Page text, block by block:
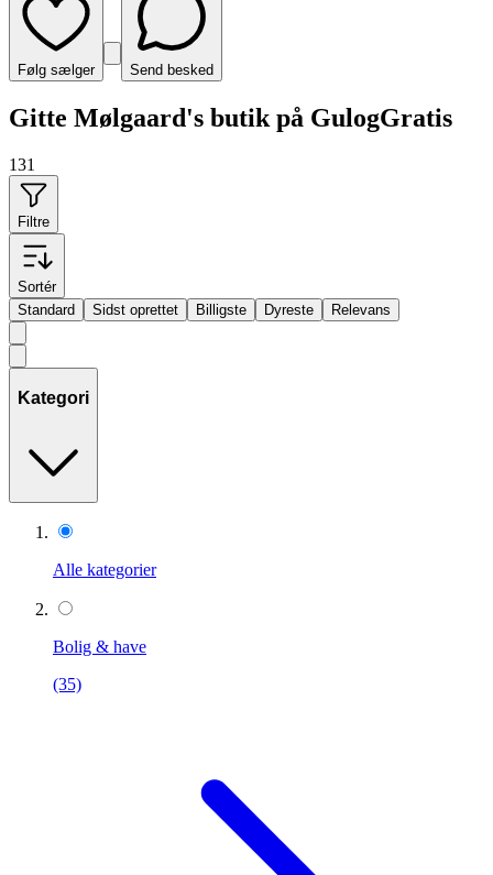
Følg sælger Send besked
Gitte Mølgaard's butik på GulogGratis
131
Filtre
Sortér
Standard
Sidst oprettet Billigste Dyreste Relevans
Kategori
Alle kategorier
Bolig & have
(35)